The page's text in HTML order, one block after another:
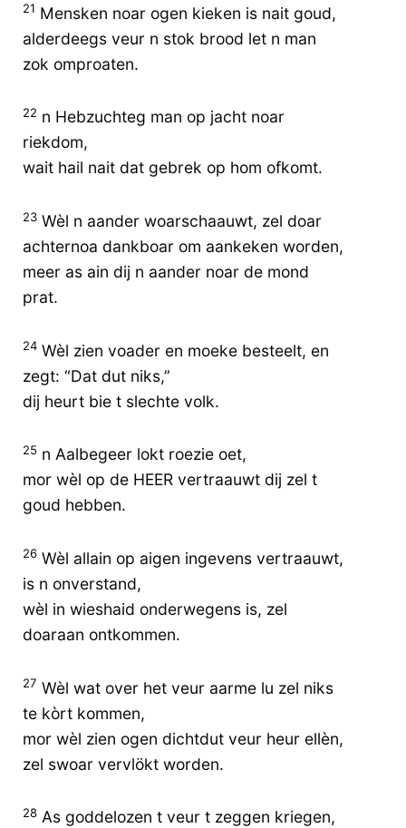
21 Mensken noar ogen kieken is nait goud,
alderdeegs veur n stok brood let n man
zok omproaten.
22 n Hebzuchteg man op jacht noar
riekdom,
wait hail nait dat gebrek op hom ofkomt.
23 Wèl n aander woarschaauwt, zel doar
achternoa dankboar om aankeken worden,
meer as ain dij n aander noar de mond
prat.
24 Wèl zien voader en moeke besteelt, en
zegt: “Dat dut niks,”
dij heurt bie t slechte volk.
25 n Aalbegeer lokt roezie oet,
mor wèl op de HEER vertraauwt dij zel t
goud hebben.
26 Wèl allain op aigen ingevens vertraauwt,
is n onverstand,
wèl in wieshaid onderwegens is, zel
doaraan ontkommen.
27 Wèl wat over het veur aarme lu zel niks
te kòrt kommen,
mor wèl zien ogen dichtdut veur heur ellèn,
zel swoar vervlökt worden.
28 As goddelozen t veur t zeggen kriegen,